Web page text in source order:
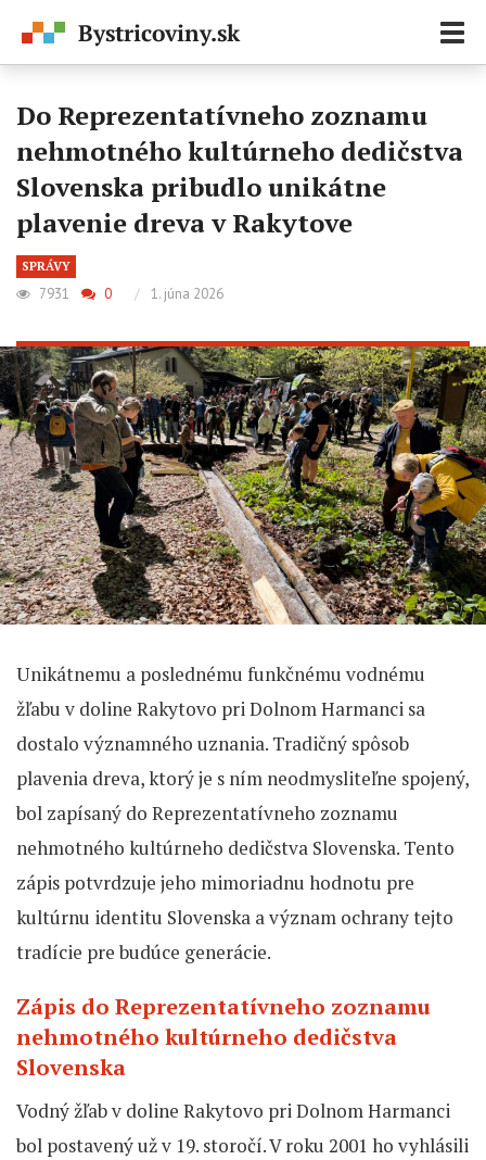
Do Reprezentatívneho zoznamu
nehmotného kultúrneho dedičstva
Slovenska pribudlo unikátne
plavenie dreva v Rakytove
SPRÁVY
7931 0 / 1. júna 2026
Unikátnemu a poslednému funkčnému vodnému
žľabu v doline Rakytovo pri Dolnom Harmanci sa
dostalo významného uznania. Tradičný spôsob
plavenia dreva, ktorý je s ním neodmysliteľne spojený,
bol zapísaný do Reprezentatívneho zoznamu
nehmotného kultúrneho dedičstva Slovenska. Tento
zápis potvrdzuje jeho mimoriadnu hodnotu pre
kultúrnu identitu Slovenska a význam ochrany tejto
tradície pre budúce generácie.
Zápis do Reprezentatívneho zoznamu
nehmotného kultúrneho dedičstva
Slovenska
Vodný žľab v doline Rakytovo pri Dolnom Harmanci
bol postavený už v 19. storočí. V roku 2001 ho vyhlásili